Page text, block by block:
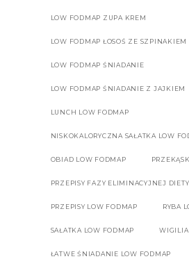
LOW FODMAP ZUPA KREM
LOW FODMAP ŁOSOŚ ZE SZPINAKIEM
LOW FODMAP ŚNIADANIE
LOW FODMAP ŚNIADANIE Z JAJKIEM
LUNCH LOW FODMAP
NISKOKALORYCZNA SAŁATKA LOW
OBIAD LOW FODMAP
PRZEPISY FAZY ELIMINACYJNEJ
PRZEPISY LOW FODMAP RYBA
SAŁATKA LOW FODMAP WIGILIA
ŁATWE ŚNIADANIE LOW FODMAP